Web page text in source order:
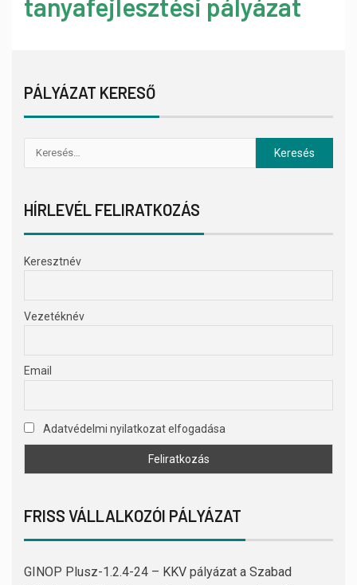
tanyafejlesztési pályázat
PÁLYÁZAT KERESŐ
HÍRLEVÉL FELIRATKOZÁS
Keresztnév
Vezetéknév
Email
Adatvédelmi nyilatkozat elfogadása
FRISS VÁLLALKOZÓI PÁLYÁZAT
GINOP Plusz-1.2.4-24 – KKV pályázat a Szabad